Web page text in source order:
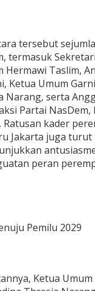
i
o
d
e
2
0
2
6
–
2
0
3
i
a
n
tersebut
termasuk
Hermawi Taslim,
Ketua Umum
Narang, serta
Partai NasDem,
Ratusan kader
Jakarta juga turut
peran
Pemilu 2029
Ketua